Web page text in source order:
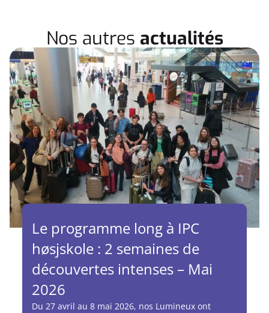
Nos autres actualités
Le programme long à IPC
høsjskole : 2 semaines de
découvertes intenses – Mai
2026
Du 27 avril au 8 mai 2026, nos Lumineux ont